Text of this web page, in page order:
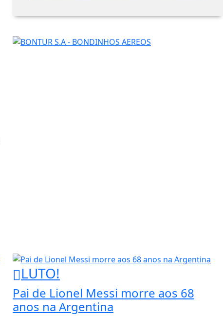
LUTO!
Pai de Lionel Messi morre aos 68
anos na Argentina